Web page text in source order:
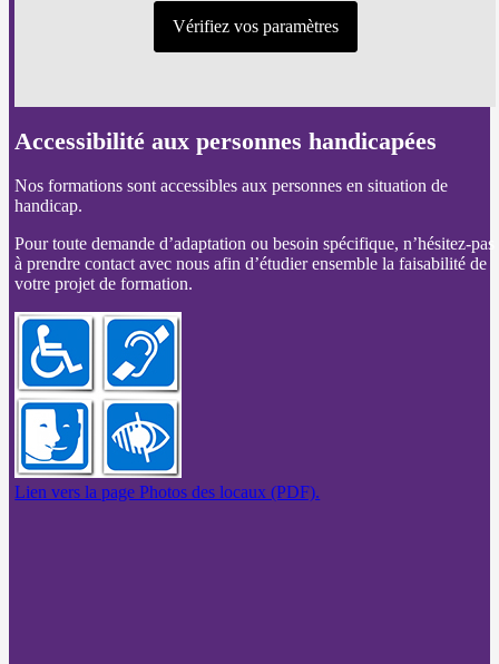
Vérifiez vos paramètres
Accessibilité aux personnes handicapées
Nos formations sont accessibles aux personnes en situation de
handicap.
Pour toute demande d’adaptation ou besoin spécifique, n’hésitez-pas
à prendre contact avec nous afin d’étudier ensemble la faisabilité de
votre projet de formation.
Lien vers la page Photos des locaux (PDF).